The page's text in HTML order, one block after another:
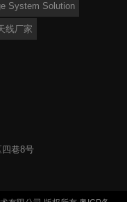
System Solution
线厂家
巷8号